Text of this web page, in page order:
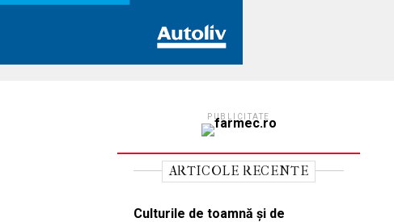
PUBLICITATE
ARTICOLE RECENTE
Culturile de toamnă și de